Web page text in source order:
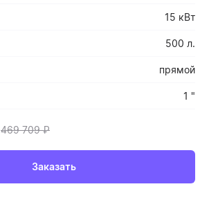
15 кВт
500 л.
прямой
1 "
469 709₽
Заказать